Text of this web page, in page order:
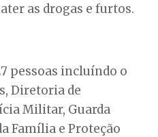
as drogas e furtos.
pessoas incluíndo o
Diretoria de
Militar, Guarda
Família e Proteção